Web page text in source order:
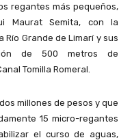
regantes más pequeños,
Maurat Semita, con la
Grande de Limarí y sus
de 500 metros de
Tomilla Romeral.
millones de pesos y que
15 micro-regantes
el curso de aguas,